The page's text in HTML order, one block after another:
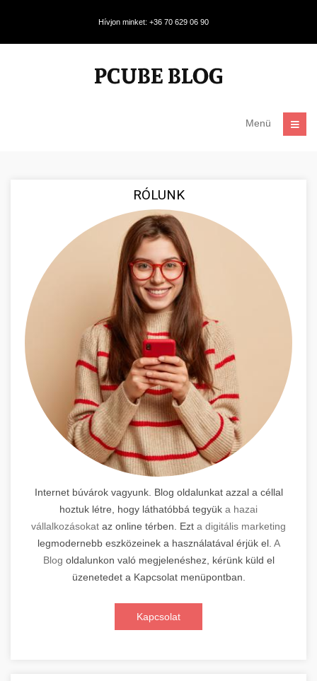
Hívjon minket: +36 70 629 06 90
Menü
RÓLUNK
Internet búvárok vagyunk. Blog oldalunkat azzal a céllal
hoztuk létre, hogy láthatóbbá tegyük a hazai
vállalkozásokat az online térben. Ezt a digitális marketing
legmodernebb eszközeinek a használatával érjük el. A
Blog oldalunkon való megjelenéshez, kérünk küld el
üzenetedet a Kapcsolat menüpontban.
Kapcsolat